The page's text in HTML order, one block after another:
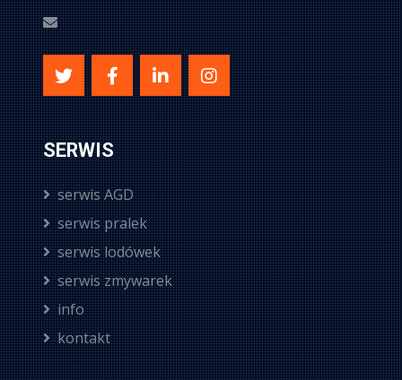
SERWIS
serwis AGD
serwis pralek
serwis lodówek
serwis zmywarek
info
kontakt